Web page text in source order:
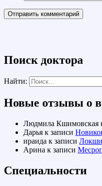
Поиск доктора
Найти:
Новые отзывы о
Людмила Кшимовская
Дарья к записи
ираида к записи
Арина к записи
Специальности